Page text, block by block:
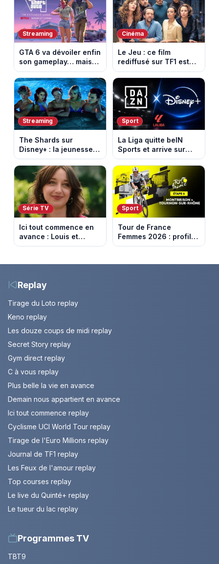
nouvelles histoires
d’amour
Tournon-sur-Rhône
Streaming
GTA 6 va dévoiler enfin
son gameplay… mais
d’abord sur Netflix
Cinéma
Le Jeu : ce film
rediffusé sur TF1 est
adapté d’un succès
italien devenu un
phénomène mondial
Streaming
The Shards sur
Disney+ : la jeunesse
dorée de Los Angeles
face à un tueur dans
les années 80
Sport
La Liga quitte beIN
Sports et arrive sur
DAZN et Disney+ en
France
Série TV
Ici tout commence en
avance : Louis et
Jasmine enfin en
août 2026 (spoiler)
Sport
Tour de France
Femmes 2026 : profil
et horaires de la 6e
Montbrison et
Replay
Tirage du Loto replay
Keno replay
Les douze coups de midi replay
Secret Story replay
Gym direct replay
C à vous replay
Plus belle la vie en avance
Demain nous appartient en avance
Ici tout commence replay
Cyclisme UCI World Tour replay
Tirage de l'Euro Millions replay
Journal de TF1 replay
Les Feux de l'amour replay
Top courses replay
Le live du Quinté+ replay
Le tueur du lac replay
Programmes TV
TBT9